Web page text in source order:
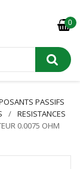
0
PASSIFS
RESISTANCES
0.0075 OHM